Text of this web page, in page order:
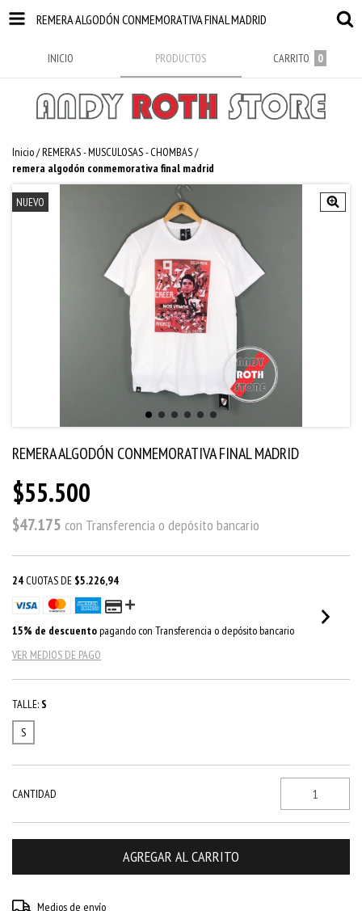
REMERA ALGODÓN CONMEMORATIVA FINAL MADRID
INICIO PRODUCTOS CARRITO 0
Inicio/REMERAS - MUSCULOSAS - CHOMBAS/
remera algodón conmemorativa final madrid
NUEVO
REMERA ALGODÓN CONMEMORATIVA FINAL MADRID
$55.500
$47.175 con Transferencia o depósito bancario
24 CUOTAS DE $5.226,94
15% de descuentopagando con Transferencia o depósito bancario
VER MEDIOS DE PAGO
TALLE: S
S
CANTIDAD
Entregas para el CP:
Medios de envío